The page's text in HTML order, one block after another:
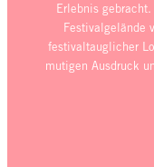
Erlebnis
Festivalgelände
festivaltauglicher
mutigen Ausdruck